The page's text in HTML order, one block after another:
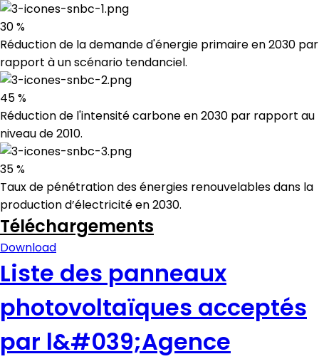
30 %
Réduction de la demande d'énergie primaire en 2030 par
rapport à un scénario tendanciel.
45 %
Réduction de l'intensité carbone en 2030 par rapport au
niveau de 2010.
35 %
Taux de pénétration des énergies renouvelables dans la
production d’électricité en 2030.
Téléchargements
Download
Liste des panneaux
photovoltaïques acceptés
par l&#039;Agence